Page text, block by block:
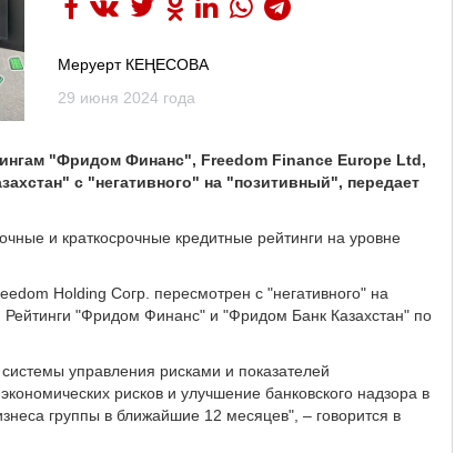
Меруерт КЕҢЕСОВА
29 июня 2024 года
"Фридом Финанс", Freedom Finance Europe Ltd,
с "негативного" на "позитивный", передает
и краткосрочные кредитные рейтинги на уровне
Holding Согр. пересмотрен с "негативного" на
"Фридом Финанс" и "Фридом Банк Казахстан" по
управления рисками и показателей
рисков и улучшение банковского надзора в
группы в ближайшие 12 месяцев", – говорится в